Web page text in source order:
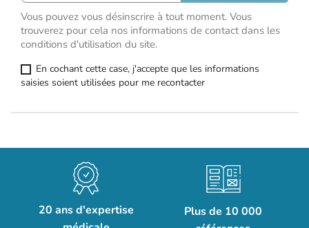
Vous pouvez vous désinscrire à tout moment. Vous
trouverez pour cela nos informations de contact dans les
conditions d'utilisation du site.
En cochant cette case, j'accepte que les informations
saisies soient utilisées pour me recontacter
20 ans d'expertise
Plus de 10 000